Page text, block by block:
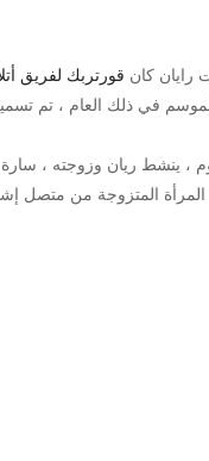
رايان كان قورتربك لفريق
في ذلك العام ، تم
، ينشط ريان وزوجته ، سارة
المتزوجة من متصل